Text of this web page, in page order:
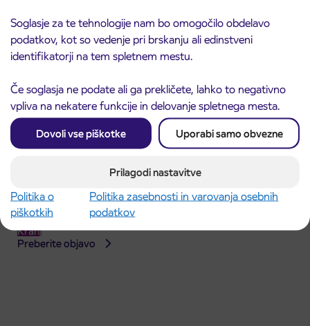
Soglasje za te tehnologije nam bo omogočilo obdelavo
podatkov, kot so vedenje pri brskanju ali edinstveni
identifikatorji na tem spletnem mestu.
Če soglasja ne podate ali ga prekličete, lahko to negativno
vpliva na nekatere funkcije in delovanje spletnega mesta.
Dovoli vse piškotke Uporabi samo obvezne
Prilagodi nastavitve
Politika o
piškotkih
Politika zasebnosti in varovanja osebnih
podatkov
31. 7. 2026
Obvestilo o popolni zapori dela Škofjeloške
ceste v Stražišču pri Kranju
Kranj
Preberite objavo